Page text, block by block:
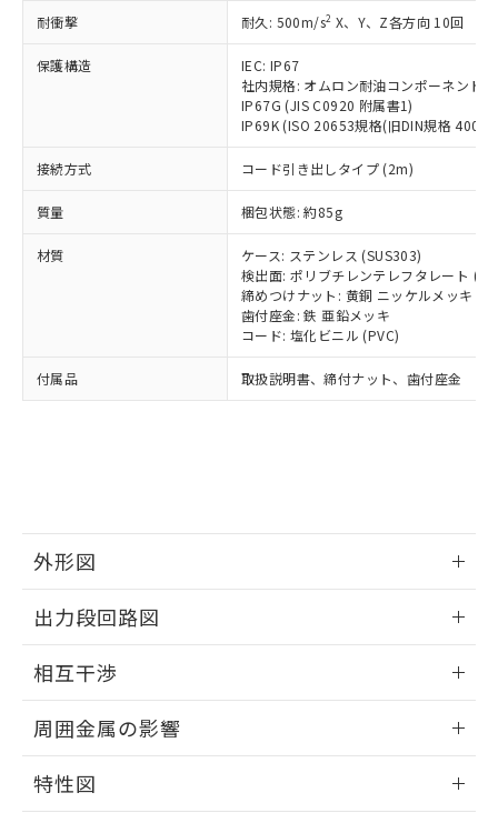
耐衝撃 耐久: 500m/s2 X、Y、Z各方向 10回
保護構造
IEC: IP67
社内規格: オムロン耐油コンポーネント
IP67G (JIS C0920 附属書1)
IP69K (ISO 20653規格(旧DIN規格
接続方式 コード引き出しタイプ (2m)
質量 梱包状態: 約85g
材質
ケース: ステンレス (SUS303)
検出面: ポリブチレンテレフタレート
締めつけナット: 黄銅 ニッケルメッキ
歯付座金: 鉄 亜鉛メッキ
コード: 塩化ビニル (PVC)
付属品 取扱説明書、締付ナット、歯付座金
外形図
外形図
出力段回路図
出力段回路図
相互干渉
相互干渉
周囲金属の影響
周囲金属の影響
特性図
タに基づき作成されるものであり、閲
覧された時点での実際の在庫および標
準価格とは異なる場合があることをご
了承ください。
正式な納期状況および標準価格はお客
様のお取引先、またはお客様担当のオ
ムロン制御機器販売店・当社販売員に
ご相談ください。
オムロン制御機器販売店や当社販売拠
販売ネットワーク
」をご確認
在庫状況および標準価格結果を当社の
事前の承諾なく第三者に漏洩または開
示しないようお願いします。
マイパーツ機能（部品リスト作成サー
ビス）をご利用いただくには、I-Web
メンバーズにご登録されている必要が
引・商談に必要な範囲で利用すること
※当社の共同利用者とは、"個人情報
の共同利用に関して"
用者の範囲」に記載されている法人を
鉛(Pb) 1000ppm以下、 水銀(Hg) 1000ppm以下、 カド
ミウム(Cd) 100ppm以下、
六価クロム(Cr(Ⅵ)) 1000ppm以下、ポリ臭化ビフェニル
類(PBB) 1000ppm以下、ポリ臭化ジフェニルエーテル類
(PBDE) 1000ppm以下、フタル酸ビス(2-エチルヘキシ
ル) (DEHP)(別名：DOP) 1000ppm以下、フタル酸ブチ
ルベンジル（BBP） 1000ppm以下、フタル酸ジブチル
（DBP） 1000ppm以下、フタル酸ジイソブチル
(DIBP) 1000ppm以下
但し、RoHS指令で産業用監視および制御機器に対する
フタル酸エステル類の４物質については閾値を超える意
部品在庫の切り替え状況などにより、予定
月が前後することがあります。
とができます。
EU RoHS指令（10物質）の非含有証明書
※本証明書は発行日時点で非含有を証明す
るもので、過去に遡って非含有を証明する
ものではありません。
物質の対応では、対応完了までの期間は出
荷製品に未対応品が混在することから備考
欄に対応日を記載しておりました。
既に当社にて対応品への在庫切替を完了
していることから、特段のことがない限
*中国RoHS10物質の基準値 (GB/T26572)：
Pb(鉛) :1000ppm、 Hg(水銀) : 1000ppm、 Cd(カドミウ
ム) : 100ppm、
Cr(Ⅵ)(六価クロム) : 1000ppm、 PBBs(ポリ臭化ビフェ
ニル類) : 1000ppm、 PBDEs(ポリ臭化ジフェニルエーテ
DBP(フタル酸ジブチル) : 1000ppm、 DIBP(フタル酸ジ
イソブチル) : 1000ppm、 BBP(フタル酸ブチルベンジ
ル) : 1000ppm、
※2 環境保護使用期限
「ｅ」：有害物質（10物質）のすべてが基
準値以下であることを示します。
「10」：通常の使用状況下において有害物
質が外部に漏えいし、環境に深刻な影響を
及ぼさない年数を意味します。
または国外への提供する場合は、日本
国政府の輸出許可(または役務取引許
可)を取得するなどの必要な手続きを
当社は規制貨物を破棄する場合は、完
全に破砕するなど、違法に輸出されな
いよう必要な手段を講じます。
当社は貴社製品を、核兵器、ミサイ
ル、化学兵器、生物兵器またはその他
武器並びにこれらの製造装置等に一切
使用いたしません。
当社は、貴社製品を第三者に販売する
場合は、上記1、2および3の内容を当
該第三者に通知します。また当社は、
販売先および販売に係わる関係者が違
法に輸出するおそれがある場合は、取
り引きをいたしません。
合意する キャンセル
一定数以上の在庫あり
一定数には満たないが在庫あり
在庫なし(最新の在庫状況につ
いては、お客様のお取引先、ま
たはお客様担当のオムロン制御
機器販売店・当社販売員にご確
認ください)
受注生産機種、また在庫状況の
情報を公開していない機種